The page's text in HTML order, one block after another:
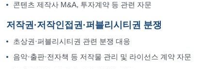
콘텐츠 제작사 M&A, 투자계약 등 관련 자문
저작권·저작인접권·퍼블리시티권 분쟁
초상권·퍼블리시티권 관련 분쟁 대응
음악·출판·전자책 등 저작물 관리 및 라이선스 계약 자문